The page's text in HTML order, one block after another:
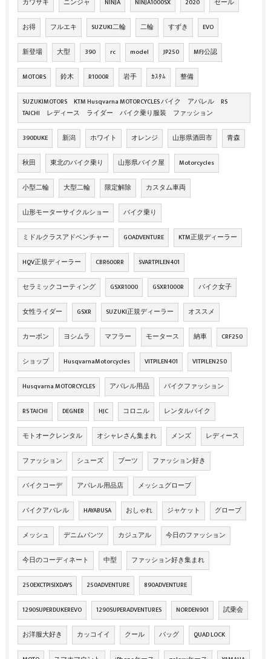
お得 フルエキ SUZUKI二輪 二輪 すずき EVO
新登場 大型 390 rc model JP250 MFJ公認
MOTORS 鈴木 R1000R 岩手 ｶｽﾀﾑ 整備
SUZUKIMOTORS KTM Husqvarna MOTORCYCLES バイク アパレル RS
TAICHI レディース ライダー バイク乗り服装 ファッション
390DUKE 新潟 ホワイト オレンジ 山形県酒田市 青森
秋田 東北のバイク乗り 山形県バイク屋 Motorcycles
小型二輪 大型二輪 限定解除 カスタム車両
山形モーターサイクルショー バイク乗り
ミドルクラスアドベンチャー GOADVENTURE KTM正規ディーラー
HQV正規ディーラー CBR600RR SVARTPILEN401
セラミックコーティング GSXR1000 GSXR1000R バイク女子
女性ライダー GSXR SUZUKI正規ディーラー オススメ
カーボン ヨシムラ マフラー モータース 納車 CRF250
ショップ HusqvarnaMotorcycles VITPILEN401 VITPILEN250
Husqvarna MOTORCYCLES アパレル用品 バイクファッション
RS TAICHI DEGNER HJC コロニル レンタルバイク
モトオークレンタル オシャレさん集まれ メンズ レディース
ファッション シューズ ブーツ ファッション好き
バイクコーデ アパレル用品店 メッシュグローブ
バイクアパレル HAYABUSA おしゃれ ジャケット グローブ
メッシュ デニムパンツ カジュアル 今日のファッション
今日のコーディネート 中型 ファッション好き集まれ
250EXCTPISIXDAYS 250ADVENTURE 890ADVENTURE
1290SUPERDUKEREVO 1290SUPERADVENTURES NORDEN901 試乗会
お洋服大好き カッコイイ クール バッグ QUAD LOCK